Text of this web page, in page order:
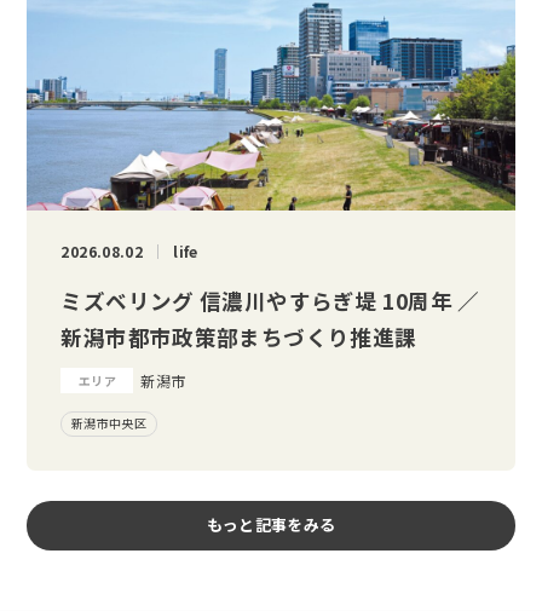
2026.08.02 life
ミズベリング 信濃川やすらぎ堤 10周年 ／
新潟市都市政策部まちづくり推進課
エリア 新潟市
新潟市中央区
もっと記事をみる